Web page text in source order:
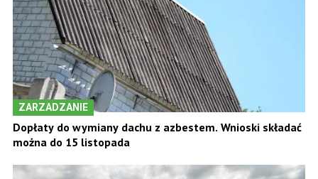
ZARZADZANIE
Dopłaty do wymiany dachu z azbestem. Wnioski składać
można do 15 listopada